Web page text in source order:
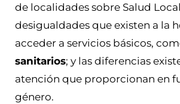
de localidades sobre Salud
desigualdades que existen a la
acceder a servicios básicos,
sanitarios; y las diferencias
atención que proporcionan en
género.